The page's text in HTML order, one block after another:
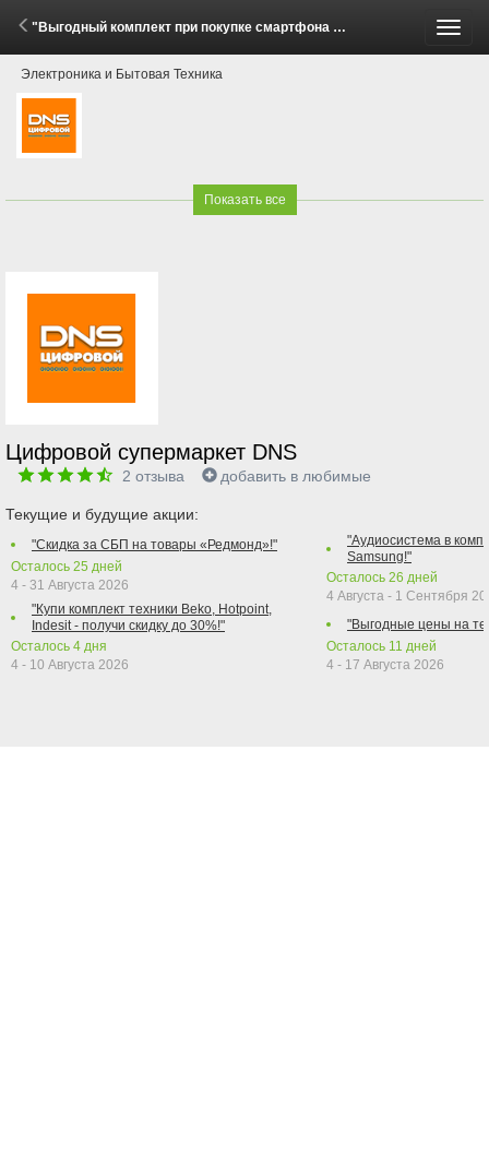
"Выгодный комплект при покупке смартфона Honor Magic V5!" (29 Мая - 27 Июля 2026)
Электроника и Бытовая Техника
Показать все
Цифровой супермаркет DNS
2 отзыва добавить в любимые
Текущие и будущие акции:
"Скидка за СБП на товары «Редмонд»!"
Осталось 25 дней
4 - 31 Августа 2026
"Купи комплект техники Beko, Hotpoint,
Indesit - получи скидку до 30%!"
Осталось 4 дня
4 - 10 Августа 2026
"Аудиосистема в
Samsung!"
Осталось 26 дней
4 Августа - 1 Сентября
"Выгодные цены на
Осталось 11 дней
4 - 17 Августа 2026